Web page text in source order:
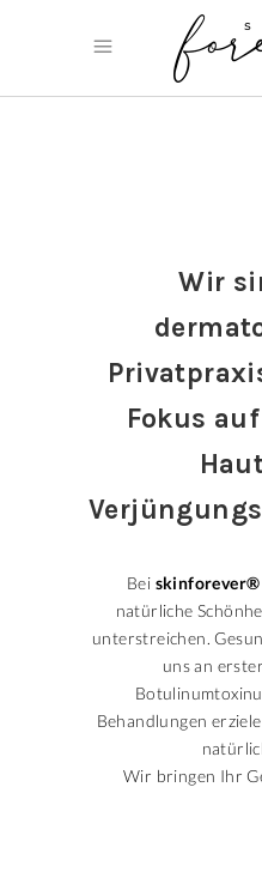
Wir
Fokus
Bei skinforever®
natürliche
unterstreichen.
uns an
Behandlungen
Wir bringen Ihr